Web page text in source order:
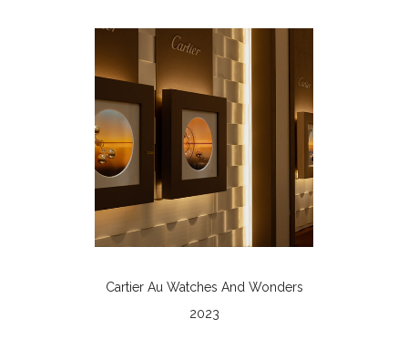
Cartier Au Watches And Wonders
2023